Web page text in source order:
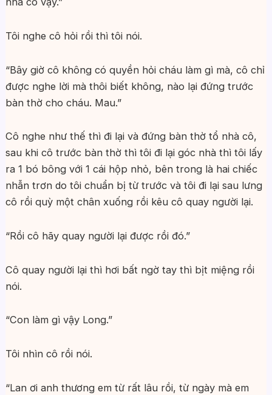
Tôi nghe cô hỏi rồi thì tôi nói.
“Bây giờ cô không có quyền hỏi cháu làm gì mà, cô chỉ
được nghe lời mà thôi biết không, nào lại đứng trước
bàn thờ cho cháu. Mau.”
Cô nghe như thế thì đi lại và đứng bàn thờ tổ nhà cô,
sau khi cô trước bàn thờ thì tôi đi lại góc nhà thì tôi lấy
ra 1 bó bông với 1 cái hộp nhỏ, bên trong là hai chiếc
nhẫn trơn do tôi chuẩn bị từ trước và tôi đi lại sau lưng
cô rồi quỳ một chân xuống rồi kêu cô quay người lại.
“Rồi cô hãy quay người lại được rồi đó.”
Cô quay người lại thì hơi bất ngờ tay thì bịt miệng rồi
nói.
“Con làm gì vậy Long.”
Tôi nhìn cô rồi nói.
“Lan ơi anh thương em từ rất lâu rồi, từ ngày mà em